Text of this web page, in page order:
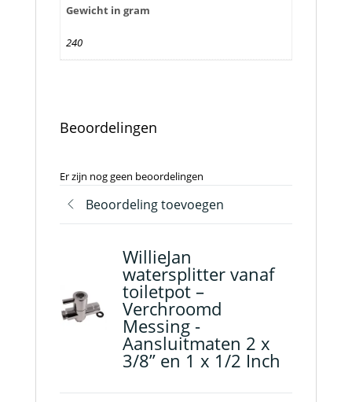
Gewicht in gram
240
Beoordelingen
Er zijn nog geen beoordelingen
Beoordeling toevoegen
WillieJan
watersplitter vanaf
toiletpot –
Verchroomd
Messing -
Aansluitmaten 2 x
3/8” en 1 x 1/2 Inch